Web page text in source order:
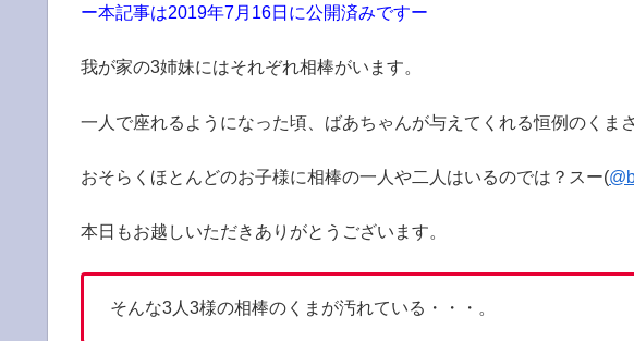
ー本記事は2019年7月16日に公開済みですー
我が家の3姉妹にはそれぞれ相棒がいます。
一人で座れるようになった頃、ばあちゃんが与えてくれる恒例のくまさ
おそらくほとんどのお子様に相棒の一人や二人はいるのでは？スー(
本日もお越しいただきありがとうございます。
そんな3人3様の相棒のくまが汚れている・・・。